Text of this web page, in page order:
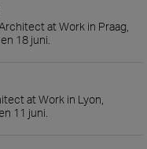
at Work in Praag,
18 juni.
at Work in Lyon,
11 juni.